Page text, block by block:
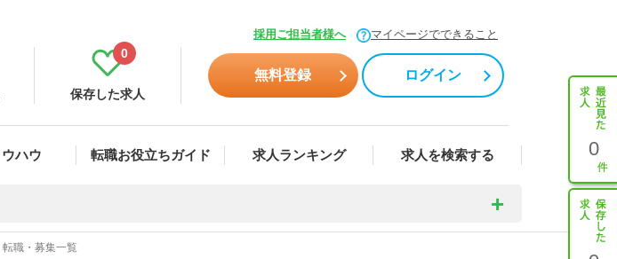
採用ご担当者様へ マイページでできること
保存した求人
0
無料登録 ログイン
ハウ 転職お役立ちガイド 求人ランキング 求人を検索する 0
職・募集一覧